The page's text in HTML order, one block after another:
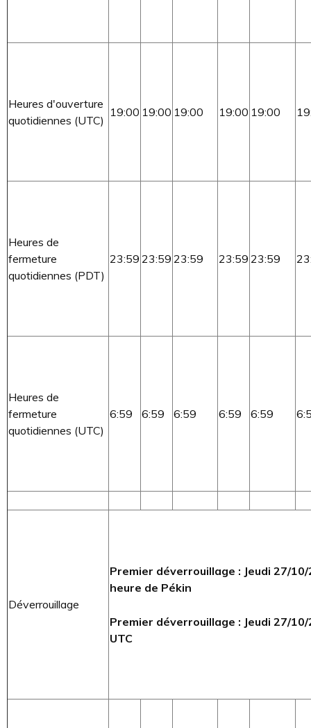
Heures d'ouverture
quotidiennes (UTC)
19:00 19:00 19:00 19:00 19:00
Heures de
fermeture
quotidiennes (PDT)
23:59 23:59 23:59 23:59 23:59
Heures de
fermeture
quotidiennes (UTC)
6:59 6:59 6:59 6:59 6:59
Déverrouillage
Premier déverrouillage : Jeudi 27/
heure de Pékin
Premier déverrouillage : Jeudi 27/
UTC